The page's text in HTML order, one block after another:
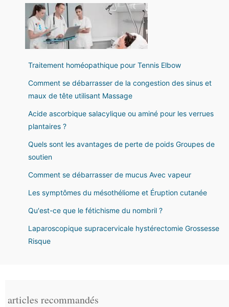
Traitement homéopathique pour Tennis Elbow
Comment se débarrasser de la congestion des sinus et
maux de tête utilisant Massage
Acide ascorbique salacylique ou aminé pour les verrues
plantaires ?
Quels sont les avantages de perte de poids Groupes de
soutien
Comment se débarrasser de mucus Avec vapeur
Les symptômes du mésothéliome et Éruption cutanée
Qu'est-ce que le fétichisme du nombril ?
Laparoscopique supracervicale hystérectomie Grossesse
Risque
articles recommandés